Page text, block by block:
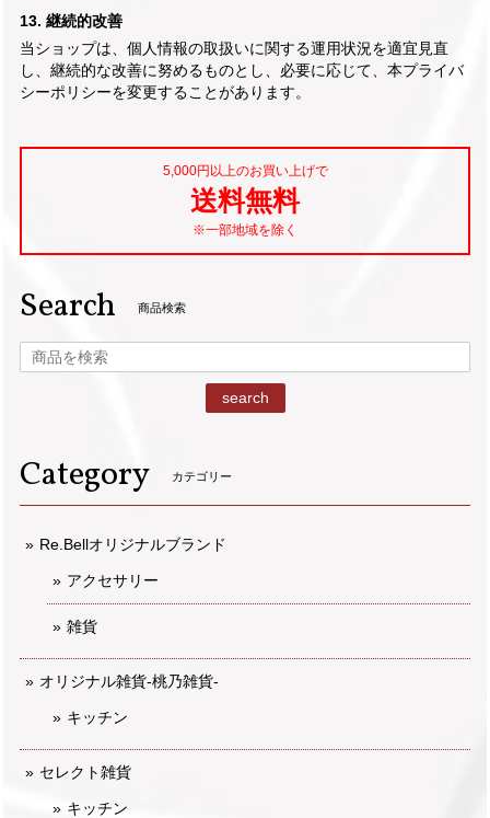
13. 継続的改善
当ショップは、個人情報の取扱いに関する運用状況を適宜見直
し、継続的な改善に努めるものとし、必要に応じて、本プライバ
シーポリシーを変更することがあります。
5,000円以上のお買い上げで
送料無料
※一部地域を除く
Search 商品検索
search
Category カテゴリー
Re.Bellオリジナルブランド
アクセサリー
雑貨
オリジナル雑貨-桃乃雑貨-
キッチン
セレクト雑貨
キッチン